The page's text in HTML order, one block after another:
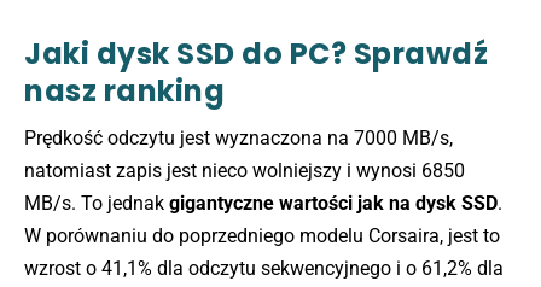
Jaki dysk SSD do PC? Sprawdź
nasz ranking
Prędkość odczytu jest wyznaczona na 7000 MB/s,
natomiast zapis jest nieco wolniejszy i wynosi 6850
MB/s. To jednak gigantyczne wartości jak na dysk SSD.
W porównaniu do poprzedniego modelu Corsaira, jest to
wzrost o 41,1% dla odczytu sekwencyjnego i o 61,2% dla